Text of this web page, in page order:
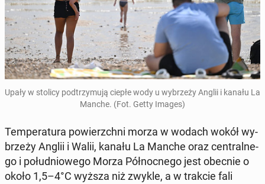
Upały w stolicy pod­trzy­mu­ją ciepłe wody u wy­brze­ży Anglii i kanału La
Manche. (Fot. Getty Images)
Tem­pe­ra­tu­ra po­wierzch­ni morza w wodach wokół wy­
brze­ży Anglii i Walii, kanału La Manche oraz cen­tral­ne­
go i po­łu­dnio­we­go Morza Pół­noc­ne­go jest obecnie o
około 1,5–4°C wyższa niż zwykle, a w trakcie fali